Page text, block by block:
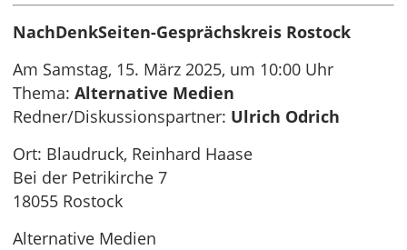
NachDenkSeiten-Gesprächskreis Rostock
Am Samstag, 15. März 2025, um 10:00 Uhr
Thema: Alternative Medien
Redner/Diskussionspartner: Ulrich Odrich
Ort: Blaudruck, Reinhard Haase
Bei der Petrikirche 7
18055 Rostock
Alternative Medien